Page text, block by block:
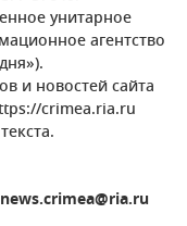
унитарное
агентство
и новостей сайта
crimea.ria.ru
news.crimea@ria.ru